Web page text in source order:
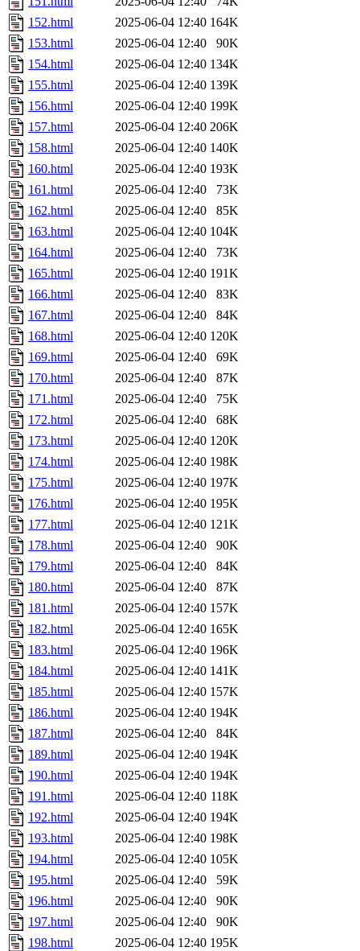
152.html
2025-06-04 12:40 164K
153.html
2025-06-04 12:40
90K
154.html
2025-06-04 12:40 134K
155.html
2025-06-04 12:40 139K
156.html
2025-06-04 12:40 199K
157.html
2025-06-04 12:40 206K
158.html
2025-06-04 12:40 140K
160.html
2025-06-04 12:40 193K
161.html
2025-06-04 12:40
73K
162.html
2025-06-04 12:40
85K
163.html
2025-06-04 12:40 104K
164.html
2025-06-04 12:40
73K
165.html
2025-06-04 12:40 191K
166.html
2025-06-04 12:40
83K
167.html
2025-06-04 12:40
84K
168.html
2025-06-04 12:40 120K
169.html
2025-06-04 12:40
69K
170.html
2025-06-04 12:40
87K
171.html
2025-06-04 12:40
75K
172.html
2025-06-04 12:40
68K
173.html
2025-06-04 12:40 120K
174.html
2025-06-04 12:40 198K
175.html
2025-06-04 12:40 197K
176.html
2025-06-04 12:40 195K
177.html
2025-06-04 12:40 121K
178.html
2025-06-04 12:40
90K
179.html
2025-06-04 12:40
84K
180.html
2025-06-04 12:40
87K
181.html
2025-06-04 12:40 157K
182.html
2025-06-04 12:40 165K
183.html
2025-06-04 12:40 196K
184.html
2025-06-04 12:40 141K
185.html
2025-06-04 12:40 157K
186.html
2025-06-04 12:40 194K
187.html
2025-06-04 12:40
84K
189.html
2025-06-04 12:40 194K
190.html
2025-06-04 12:40 194K
191.html
2025-06-04 12:40 118K
192.html
2025-06-04 12:40 194K
193.html
2025-06-04 12:40 198K
194.html
2025-06-04 12:40 105K
195.html
2025-06-04 12:40
59K
196.html
2025-06-04 12:40
90K
197.html
2025-06-04 12:40
90K
198.html
2025-06-04 12:40 195K